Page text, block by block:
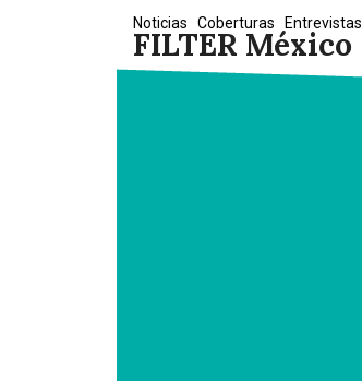
FILTER México
Noticias Coberturas Entrevistas